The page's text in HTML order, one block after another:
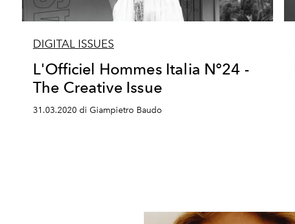
DIGITAL ISSUES
L'Officiel Hommes Italia N°24 -
The Creative Issue
31.03.2020 di Giampietro Baudo